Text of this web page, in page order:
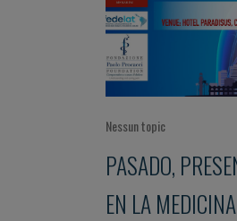
Nessun topic
PASADO,
EN LA